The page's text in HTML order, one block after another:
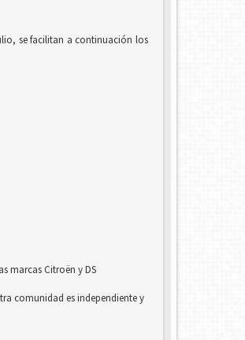
se facilitan a continuación los
marcas Citroën y DS
comunidad es independiente y